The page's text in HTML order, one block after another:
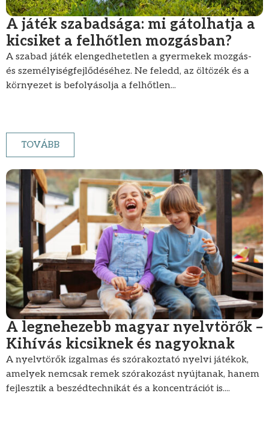
A játék szabadsága: mi gátolhatja a
kicsiket a felhőtlen mozgásban?
A szabad játék elengedhetetlen a gyermekek mozgás-
és személyiségfejlődéséhez. Ne feledd, az öltözék és a
környezet is befolyásolja a felhőtlen...
TOVÁBB
A legnehezebb magyar nyelvtörők –
Kihívás kicsiknek és nagyoknak
A nyelvtörők izgalmas és szórakoztató nyelvi játékok,
amelyek nemcsak remek szórakozást nyújtanak, hanem
fejlesztik a beszédtechnikát és a koncentrációt is....